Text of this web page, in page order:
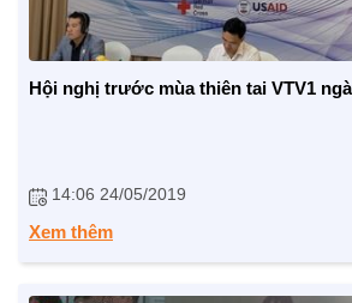
Hội nghị trước mùa thiên tai VTV1
14:06 24/05/2019
Xem thêm